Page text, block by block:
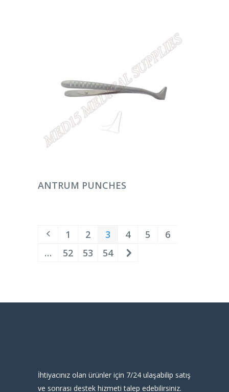
DEVAMINI OKU
ANTRUM PUNCHES
1 2 3 4 5
6
…
52 53 54
İhtiyacınız olan ürünler için 7/24 ulaşabilip satış
ve sonrası destek hizmeti talep edebilirsiniz.